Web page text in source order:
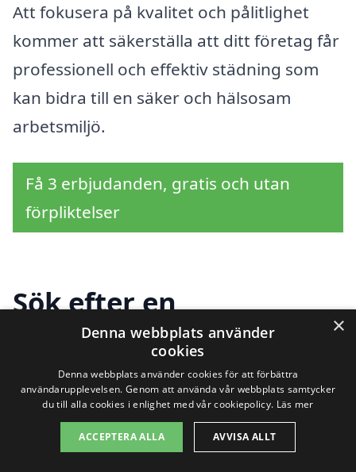
Att fokusera på kvalitet och pålitlighet
kommer att säkerställa att ditt företag får
professionell och effektiv städning som
kan bidra till en säker och hälsosam
arbetsmiljö.
Få 3 erbjudanden, gratis och utan
förpliktelser
Sök efter en
professionell för
industristädning i
andra städer nära
Fåker
×
Denna webbplats använder
cookies
Denna webbplats använder cookies för att förbättra
användarupplevelsen. Genom att använda vår webbplats samtycker
du till alla cookies i enlighet med vår cookiepolicy. Läs mer
ACCEPTERA ALLA AVVISA ALLT